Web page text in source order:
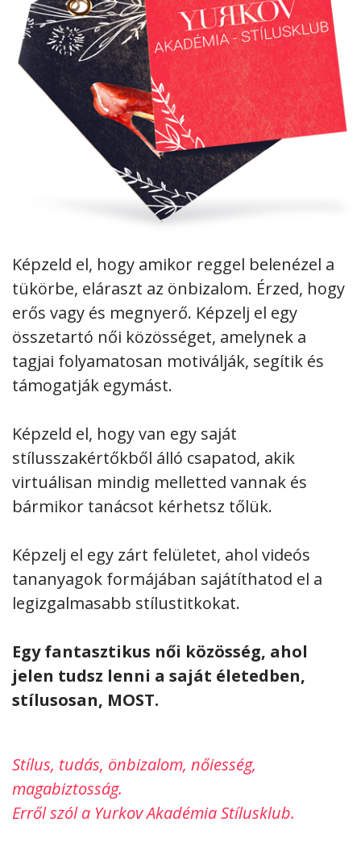
Képzeld el, hogy amikor reggel belenézel a
tükörbe, eláraszt az önbizalom. Érzed, hogy
erős vagy és megnyerő. Képzelj el egy
összetartó női közösséget, amelynek a
tagjai folyamatosan motiválják, segítik és
támogatják egymást.
Képzeld el, hogy van egy saját
stílusszakértőkből álló csapatod, akik
virtuálisan mindig melletted vannak és
bármikor tanácsot kérhetsz tőlük.
Képzelj el egy zárt felületet, ahol videós
tananyagok formájában sajátíthatod el a
legizgalmasabb stílustitkokat.
Egy fantasztikus női közösség, ahol
jelen tudsz lenni a saját életedben,
stílusosan, MOST.
Stílus, tudás, önbizalom, nőiesség,
magabiztosság.
Erről szól a Yurkov Akadémia Stílusklub.